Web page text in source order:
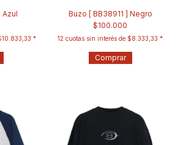
Azul
Buzo [ BB38911 ] Negro
$100.000
12 cuotas sin interés de $8.333,33
Comprar